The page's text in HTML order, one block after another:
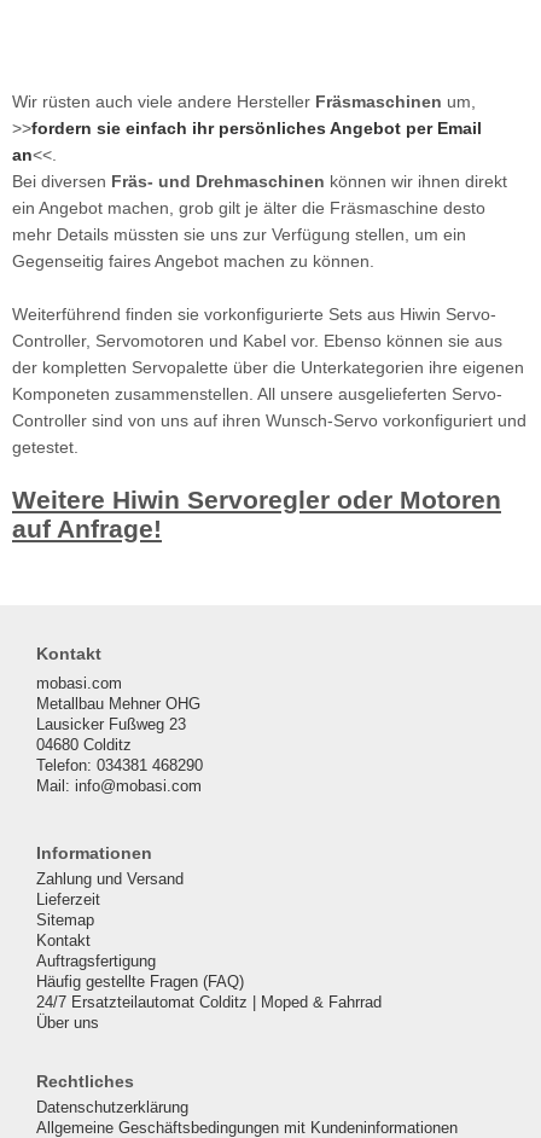
Wir rüsten auch viele andere Hersteller Fräsmaschinen um,
>>fordern sie einfach ihr persönliches Angebot per Email
an<<.
Bei diversen Fräs- und Drehmaschinen können wir ihnen direkt
ein Angebot machen, grob gilt je älter die Fräsmaschine desto
mehr Details müssten sie uns zur Verfügung stellen, um ein
Gegenseitig faires Angebot machen zu können.
Weiterführend finden sie vorkonfigurierte Sets aus Hiwin Servo-
Controller, Servomotoren und Kabel vor. Ebenso können sie aus
der kompletten Servopalette über die Unterkategorien ihre eigenen
Komponeten zusammenstellen. All unsere ausgelieferten Servo-
Controller sind von uns auf ihren Wunsch-Servo vorkonfiguriert und
getestet.
Weitere Hiwin Servoregler oder Motoren
auf Anfrage!
Kontakt
mobasi.com
Metallbau Mehner OHG
Lausicker Fußweg 23
04680 Colditz
Telefon: 034381 468290
Mail: info@mobasi.com
Informationen
Zahlung und Versand
Lieferzeit
Sitemap
Kontakt
Auftragsfertigung
Häufig gestellte Fragen (FAQ)
24/7 Ersatzteilautomat Colditz | Moped & Fahrrad
Über uns
Rechtliches
Datenschutzerklärung
Allgemeine Geschäftsbedingungen mit Kundeninformationen